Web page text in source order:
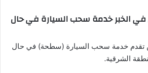
في الخبر خدمة سحب السيارة في حال
تقدم خدمة سحب السيارة (سطحة) في حال
الشرقية.